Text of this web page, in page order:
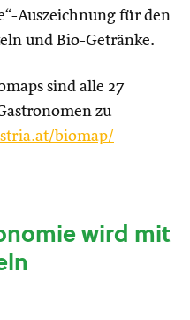
Auszeichnung für den
und Bio-Getränke.
sind alle 27
zu
biomap/
wird mit